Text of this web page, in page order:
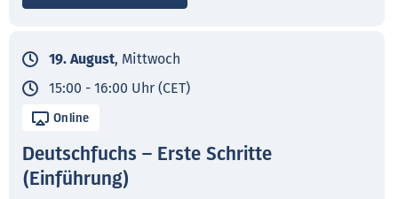
19. August, Mittwoch
15:00 - 16:00 Uhr (CET)
Online
Deutschfuchs – Erste Schritte
(Einführung)